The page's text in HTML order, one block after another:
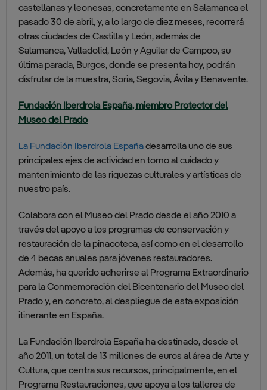
castellanas y leonesas, concretamente en Salamanca el
pasado 30 de abril, y, a lo largo de diez meses, recorrerá
otras ciudades de Castilla y León, además de
Salamanca, Valladolid, León y Aguilar de Campoo, su
última parada, Burgos, donde se presenta hoy, podrán
disfrutar de la muestra, Soria, Segovia, Ávila y Benavente.
Fundación Iberdrola España, miembro Protector del
Museo del Prado
La Fundación Iberdrola Españadesarrolla uno de sus
principales ejes de actividad en torno al cuidado y
mantenimiento de las riquezas culturales y artísticas de
nuestro país.
Colabora con el Museo del Prado desde el año 2010 a
través del apoyo a los programas de conservación y
restauración de la pinacoteca, así como en el desarrollo
de 4 becas anuales para jóvenes restauradores.
Además, ha querido adherirse al Programa Extraordinario
para la Conmemoración del Bicentenario del Museo del
Prado y, en concreto, al despliegue de esta exposición
itinerante en España.
La Fundación Iberdrola España ha destinado, desde el
año 2011, un total de 13 millones de euros al área de Arte y
Cultura, que centra sus recursos, principalmente, en el
Programa Restauraciones, que apoya a los talleres de